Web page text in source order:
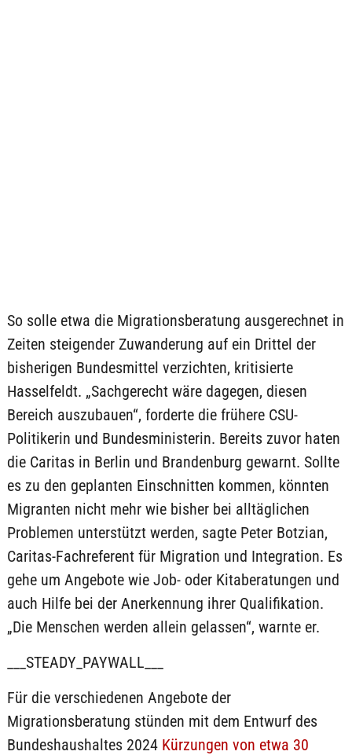
So solle etwa die Migrationsberatung ausgerechnet in
Zeiten steigender Zuwanderung auf ein Drittel der
bisherigen Bundesmittel verzichten, kritisierte
Hasselfeldt. „Sachgerecht wäre dagegen, diesen
Bereich auszubauen“, forderte die frühere CSU-
Politikerin und Bundesministerin. Bereits zuvor haten
die Caritas in Berlin und Brandenburg gewarnt. Sollte
es zu den geplanten Einschnitten kommen, könnten
Migranten nicht mehr wie bisher bei alltäglichen
Problemen unterstützt werden, sagte Peter Botzian,
Caritas-Fachreferent für Migration und Integration. Es
gehe um Angebote wie Job- oder Kitaberatungen und
auch Hilfe bei der Anerkennung ihrer Qualifikation.
„Die Menschen werden allein gelassen“, warnte er.
___STEADY_PAYWALL___
Für die verschiedenen Angebote der
Migrationsberatung stünden mit dem Entwurf des
Bundeshaushaltes 2024 Kürzungen von etwa 30